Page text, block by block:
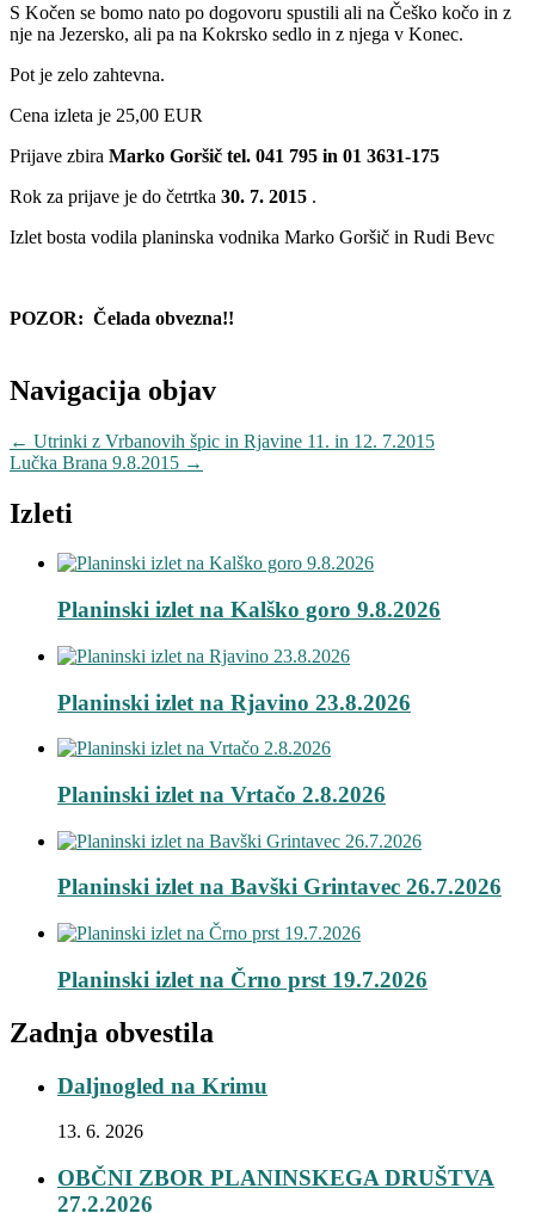
S Kočen se bomo nato po dogovoru spustili ali na Češko kočo in z
nje na Jezersko, ali pa na Kokrsko sedlo in z njega v Konec.
Pot je zelo zahtevna.
Cena izleta je 25,00 EUR
Prijave zbira Marko Goršič tel. 041 795 in 01 3631-175
Rok za prijave je do četrtka 30. 7. 2015 .
Izlet bosta vodila planinska vodnika Marko Goršič in Rudi Bevc
POZOR: Čelada obvezna!!
Navigacija objav
← Utrinki z Vrbanovih špic in Rjavine 11. in 12. 7.2015
Lučka Brana 9.8.2015 →
Izleti
Planinski izlet na Kalško goro 9.8.2026
Planinski izlet na Rjavino 23.8.2026
Planinski izlet na Vrtačo 2.8.2026
Planinski izlet na Bavški Grintavec 26.7.2026
Planinski izlet na Črno prst 19.7.2026
Zadnja obvestila
Daljnogled na Krimu
13. 6. 2026
OBČNI ZBOR PLANINSKEGA DRUŠTVA
27.2.2026